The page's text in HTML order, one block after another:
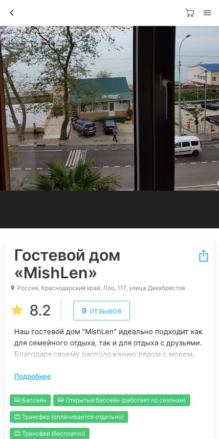
Гостевой дом
«MishLen»
Россия, Краснодарский край, Лоо, 117, улица Декабристов
8.2 9 отзывов
Наш гостевой дом "MishLen" идеально подходит как
для семейного отдыха, так и для отдыха с друзьями.
Благодаря своему расположению рядом с морем,
видом, но и свежим морским воздухом. Кроме того,
услуг, которые мы предлагаем. Например, у нас
есть общая кухня, где вы можете готовить свои
любимые блюда в любое время. Также во дворе
есть уютная беседка с видом на море, где вы
Подробнее
Бассейн Открытый бассейн (работает по сезонам)
Трансфер (оплачивается отдельно)
Трансфер (бесплатно)